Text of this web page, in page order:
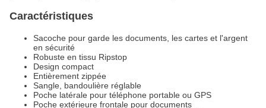
Caractéristiques
Sacoche pour garde les documents, les cartes et l'argent
en sécurité
Robuste en tissu Ripstop
Design compact
Entièrement zippée
Sangle, bandoulière réglable
Poche latérale pour téléphone portable ou GPS
Poche extérieure frontale pour documents